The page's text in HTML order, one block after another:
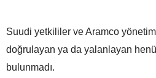
Suudi yetkililer ve Aramco
doğrulayan ya da yalanlayan
bulunmadı.